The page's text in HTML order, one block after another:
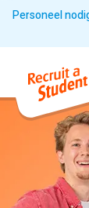
Personeel